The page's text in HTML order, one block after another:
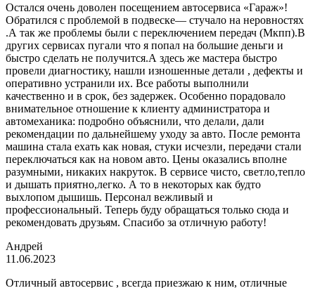
Остался очень доволен посещением автосервиса «Гараж»!
Обратился с проблемой в подвеске— стучало на неровностях
.А так же проблемы были с переключением передач (Мкпп).В
других сервисах пугали что я попал на большие деньги и
быстро сделать не получится.А здесь же мастера быстро
провели диагностику, нашли изношенные детали , дефекты и
оперативно устранили их. Все работы выполнили
качественно и в срок, без задержек. Особенно порадовало
внимательное отношение к клиенту администратора и
автомеханика: подробно объяснили, что делали, дали
рекомендации по дальнейшему уходу за авто. После ремонта
машина стала ехать как новая, стуки исчезли, передачи стали
переключаться как на новом авто. Цены оказались вполне
разумными, никаких накруток. В сервисе чисто, светло,тепло
и дышать приятно,легко. А то в некоторых как будто
выхлопом дышишь. Персонал вежливый и
профессиональный. Теперь буду обращаться только сюда и
рекомендовать друзьям. Спасибо за отличную работу!
Андрей
11.06.2023
Отличный автосервис , всегда приезжаю к ним, отличные